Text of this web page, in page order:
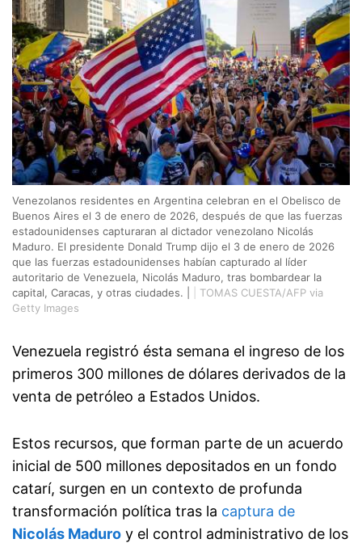
Venezolanos residentes en Argentina celebran en el Obelisco de
Buenos Aires el 3 de enero de 2026, después de que las fuerzas
estadounidenses capturaran al dictador venezolano Nicolás
Maduro. El presidente Donald Trump dijo el 3 de enero de 2026
que las fuerzas estadounidenses habían capturado al líder
autoritario de Venezuela, Nicolás Maduro, tras bombardear la
capital, Caracas, y otras ciudades. |
TOMAS CUESTA/AFP via
Getty Images
Venezuela registró ésta semana el ingreso de los
primeros 300 millones de dólares derivados de la
venta de petróleo a Estados Unidos.
Estos recursos, que forman parte de un acuerdo
inicial de 500 millones depositados en un fondo
catarí, surgen en un contexto de profunda
transformación política tras la captura de
Nicolás Maduro y el control administrativo de los